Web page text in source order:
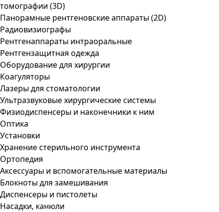
томографии (3D)
Панорамные рентгеновские аппараты (2D)
Радиовизиографы
Рентгенаппараты интраоральные
Рентгензащитная одежда
Оборудование для хирургии
Коагуляторы
Лазеры для стоматологии
Ультразвуковые хирургические системы
Физиодиспенсеры и наконечники к ним
Оптика
Установки
Хранение стерильного инструмента
Ортопедия
Аксессуары и вспомогательные материалы
Блокноты для замешивания
Диспенсеры и пистолеты
Насадки, канюли